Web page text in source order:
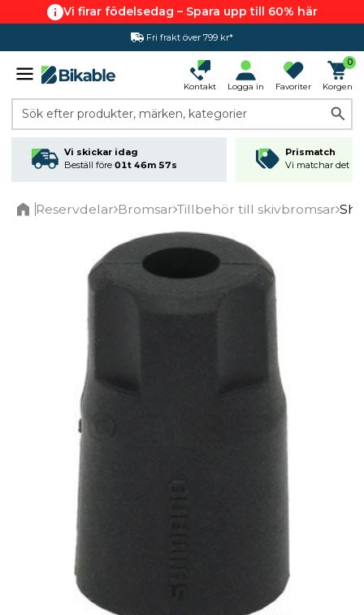
Vi firar födelsedag – Spara upp till 60% här
Fri frakt över 799 kr*
Kontakt Logga in Favoriter
0
Korgen
Sök efter produkter, märken, kategorier
Vi skickar idag
Beställ före 01t 46m 56s
Prismatch
Vi matchar det
Reservdelar Bromsar Tillbehör till skivbromsar